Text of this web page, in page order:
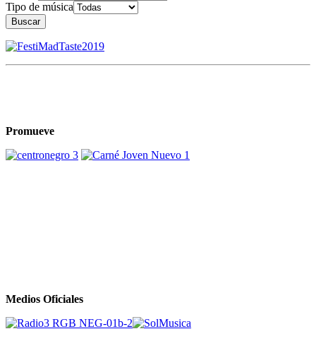
Tipo de música
Buscar
Promueve
Medios Oficiales